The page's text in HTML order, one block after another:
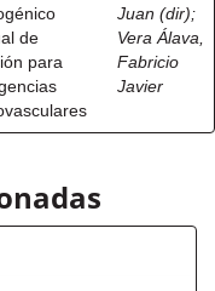
de
para
Juan (dir);
Vera Álava,
Fabricio
Javier